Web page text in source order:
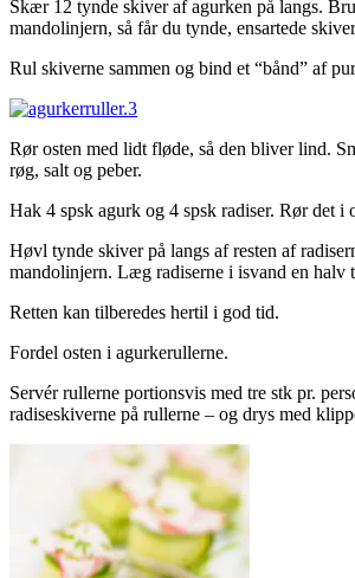
Skær 12 tynde skiver af agurken på langs.
mandolinjern, så får du tynde, ensartede
Rul skiverne sammen og bind et “bånd” af
Rør osten med lidt fløde, så den bliver lind.
røg, salt og peber.
Hak 4 spsk agurk og 4 spsk radiser. Rør det i
Høvl tynde skiver på langs af resten af
mandolinjern. Læg radiserne i isvand en halv
Retten kan tilberedes hertil i god tid.
Fordel osten i agurkerullerne.
Servér rullerne portionsvis med tre stk pr.
radiseskiverne på rullerne – og drys med